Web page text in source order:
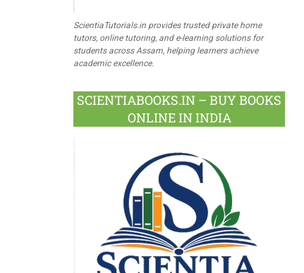
ScientiaTutorials.in provides trusted private home
tutors, online tutoring, and e-learning solutions for
students across Assam, helping learners achieve
academic excellence.
SCIENTIABOOKS.IN – BUY BOOKS
ONLINE IN INDIA